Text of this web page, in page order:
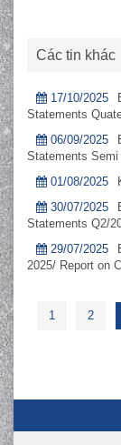
Các tin khác
17/10/2025
Statements
06/09/2025
Statements Semi
01/08/2025
30/07/2025
Statements Q2/
29/07/2025
2025/ Report on
1 2